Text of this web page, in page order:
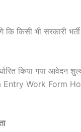
भी सरकारी
किया गया आवेदन
Entry Work Form